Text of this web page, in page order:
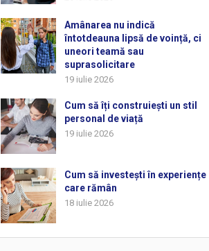
Amânarea nu indică
întotdeauna lipsă de voință, ci
uneori teamă sau
suprasolicitare
19 iulie 2026
Cum să îți construiești un stil
personal de viață
19 iulie 2026
Cum să investești în experiențe
care rămân
18 iulie 2026